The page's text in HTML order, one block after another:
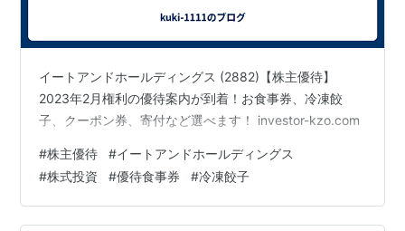
イートアンドホールディングス (2882)【株主優待】
2023年2月権利の優待案内が到着！お食事券、冷凍餃
子、クーポン券、寄付など選べます！ investor-kzo.com
#株主優待 #イートアンドホールディングス
#株式投資 #優待食事券 #冷凍餃子